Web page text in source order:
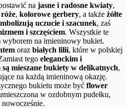
na jasne i radosne kwiaty,
, kolorowe gerbery, a także żółte
uczucie i szacunek, zaś
i szczęściem. Wszystkie te
wyborem na imieninowy bukiet.
oraz białych lilii, które w polskiej
tego eleganckim i
mieszane bukiety w delikatnych,
na każdą imieninową okazję.
bukietu może być flower
w ozdobnym pudełku,